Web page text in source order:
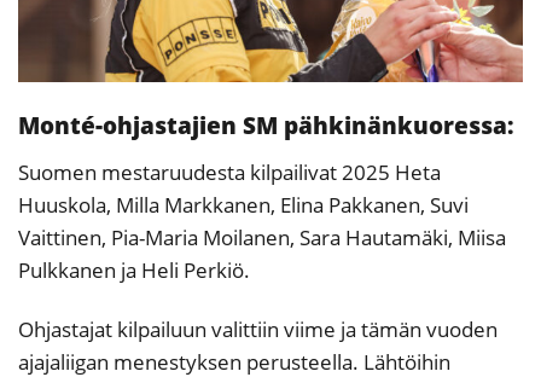
Monté-ohjastajien SM pähkinänkuoressa:
Suomen mestaruudesta kilpailivat 2025 Heta
Huuskola, Milla Markkanen, Elina Pakkanen, Suvi
Vaittinen, Pia-Maria Moilanen, Sara Hautamäki, Miisa
Pulkkanen ja Heli Perkiö.
Ohjastajat kilpailuun valittiin viime ja tämän vuoden
ajajaliigan menestyksen perusteella. Lähtöihin